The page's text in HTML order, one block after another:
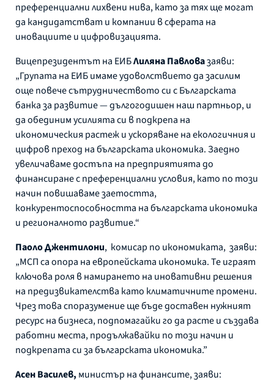
преференциални лихвени нива, като за тях ще могат
да кандидатстват и компании в сферата на
иновациите и цифровизацията.
Вицепрезидентът на ЕИБЛиляна Павловазаяви:
„Групата на ЕИБ имаме удоволствието да засилим
още повече сътрудничеството си с Българската
банка за развитие — дългогодишен наш партньор, и
да обединим усилията си в подкрепа на
икономическия растеж и ускоряване на екологичния и
цифров преход на българската икономика. Заедно
увеличаваме достъпа на предприятията до
финансиране с преференциални условия, като по този
начин повишаваме заетостта,
конкурентоспособността на българската икономика
и регионалното развитие.“
Паоло Джентилони, комисар по икономиката, заяви:
„МСП са опора на европейската икономика. Те играят
ключова роля в намирането на иновативни решения
на предизвикателства като климатичните промени.
Чрез това споразумение ще бъде доставен нужният
ресурс на бизнеса, подпомагайки го да расте и създава
работни места, продължавайки по този начин и
подкрепата си за българската икономика.”
Асен Василев, министър на финансите, заяви: